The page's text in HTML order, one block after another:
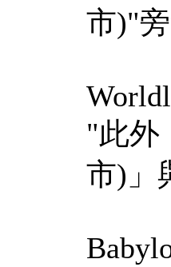
市)"
"此外
市)」